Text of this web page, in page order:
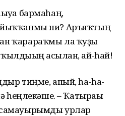
барма­һаң,
ни? Аръяҡтың
ҡарараҡмы ла ҡуҙы
асылған, ай-һай!
тиңме, апый, һа-һа-
һеңлекәше. – Ҡатырағы
урлар